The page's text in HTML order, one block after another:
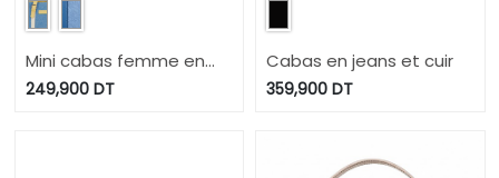
Mini cabas femme en
jeans et cuir
249,900DT
Cabas en jeans et cuir
359,900 DT